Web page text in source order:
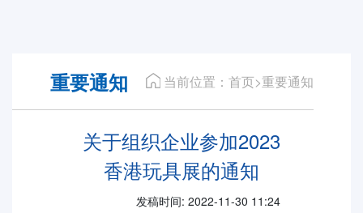
重要通知 当前位置：首页>重要通知
关于组织企业参加2023
香港玩具展的通知
发稿时间: 2022-11-30 11:24